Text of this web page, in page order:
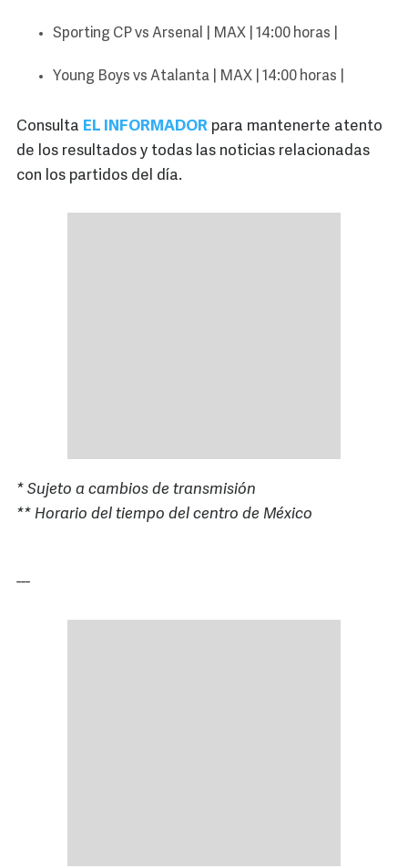
Sporting CP vs Arsenal | MAX | 14:00 horas |
Young Boys vs Atalanta | MAX | 14:00 horas |
Consulta EL INFORMADOR para mantenerte atento
de los resultados y todas las noticias relacionadas
con los partidos del día.
* Sujeto a cambios de transmisión
** Horario del tiempo del centro de México
---